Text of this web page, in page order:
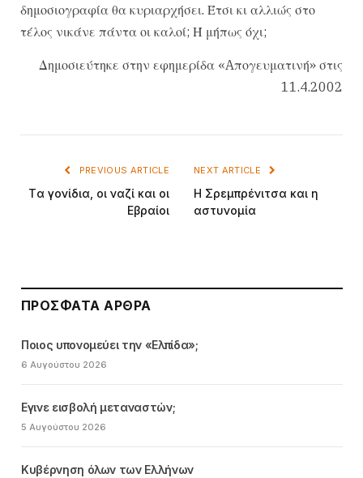
δημοσιογραφία θα κυριαρχήσει. Έτσι κι αλλιώς στο
τέλος νικάνε πάντα οι καλοί; Ή μήπως όχι;
Δημοσιεύτηκε στην εφημερίδα «Aπογευματινή» στις
11.4.2002
PREVIOUS ARTICLE
Tα γονίδια, οι ναζί και οι
Eβραίοι
NEXT ARTICLE
H Σρεμπρένιτσα και η
αστυνομία
ΠΡΌΣΦΑΤΑ ΆΡΘΡΑ
Ποιος υπονομεύει την «Ελπίδα»;
6 Αυγούστου 2026
Εγινε εισβολή μεταναστών;
5 Αυγούστου 2026
Κυβέρνηση όλων των Ελλήνων